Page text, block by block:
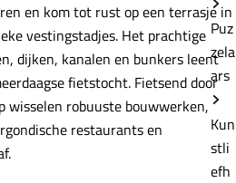
Puz
zela
ars
Kun
stli
efh
en kom tot rust op een terrasje in
vestingstadjes. Het prachtige
dijken, kanalen en bunkers leent
fietstocht. Fietsend door
wisselen robuuste bouwwerken,
restaurants en